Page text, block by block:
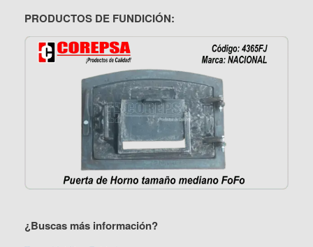
PRODUCTOS DE FUNDICIÓN:
¿Buscas más información?